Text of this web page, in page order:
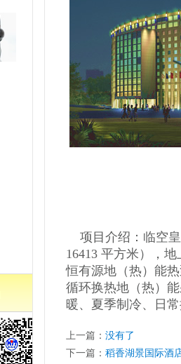
项目介绍：临空皇
16413 平方米），
恒有源地（热）能
循环换热地（热）
暖、夏季制冷、日
上一篇： 没有了
下一篇： 稻香湖景国际酒